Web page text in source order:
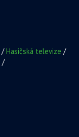
/Hasičská televize /
/